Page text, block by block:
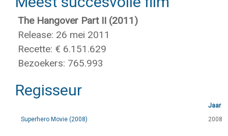
The Hangover Part II (2011)
Release: 26 mei 2011
Recette: € 6.151.629
Bezoekers: 765.993
Regisseur
Jaar
Superhero Movie (2008)
2008